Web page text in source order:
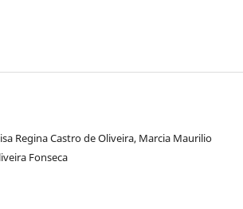
Regina Castro de Oliveira, Marcia Maurilio
Fonseca